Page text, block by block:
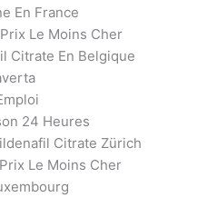
En France
Le Moins Cher
Citrate En Belgique
24 Heures
Citrate Zürich
Le Moins Cher